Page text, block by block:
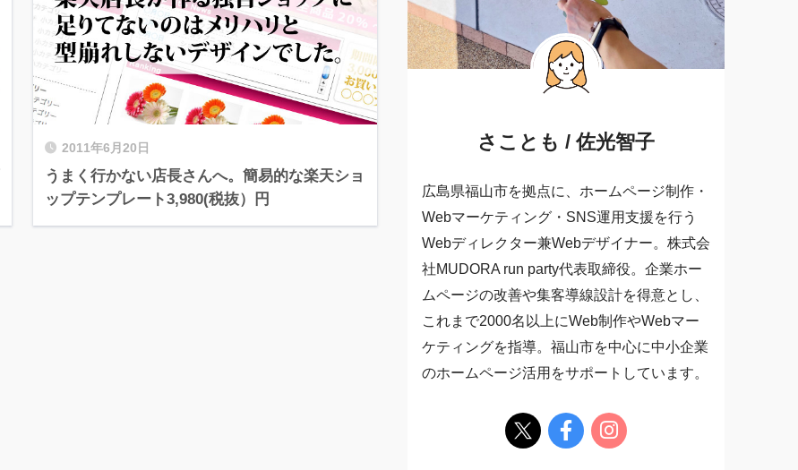
2011年6月20日
うまく行かない店長さんへ。簡易的な楽天ショ
ップテンプレート3,980(税抜）円
さことも / 佐光智子
広島県福山市を拠点に、ホームページ制作・
Webマーケティング・SNS運用支援を行う
Webディレクター兼Webデザイナー。株式会
社MUDORA run party代表取締役。企業ホー
ムページの改善や集客導線設計を得意とし、
これまで2000名以上にWeb制作やWebマー
ケティングを指導。福山市を中心に中小企業
のホームページ活用をサポートしています。